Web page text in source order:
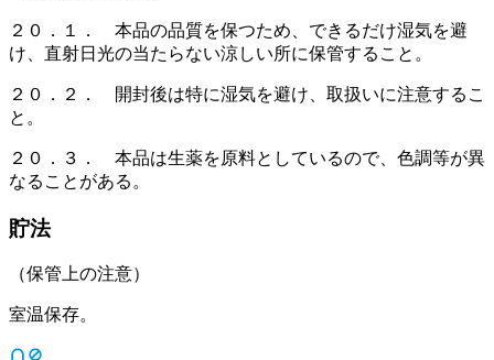
２０．１． 本品の品質を保つため、できるだけ湿気を避
け、直射日光の当たらない涼しい所に保管すること。
２０．２． 開封後は特に湿気を避け、取扱いに注意するこ
と。
２０．３． 本品は生薬を原料としているので、色調等が異
なることがある。
貯法
（保管上の注意）
室温保存。